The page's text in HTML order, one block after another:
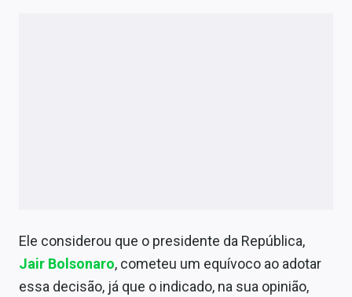
Conteúdo de Marca
Sobre
Ele considerou que o presidente da República,
Jair Bolsonaro, cometeu um equívoco ao adotar
essa decisão, já que o indicado, na sua opinião,